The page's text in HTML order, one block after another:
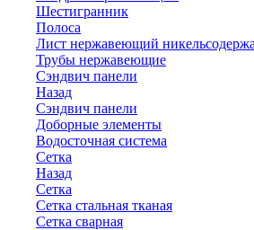
Шестигранник
Полоса
Лист нержавеющий
Трубы нержавеющие
Сэндвич панели
Назад
Сэндвич панели
Доборные элементы
Водосточная система
Сетка
Назад
Сетка
Сетка стальная тканая
Сетка сварная